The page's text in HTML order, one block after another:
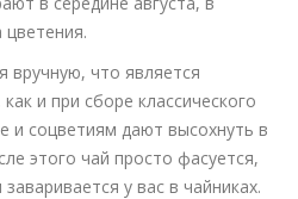
цветения.
вручную, что является
и при сборе классического
и соцветиям дают высохнуть в
этого чай просто фасуется,
у вас в чайниках.